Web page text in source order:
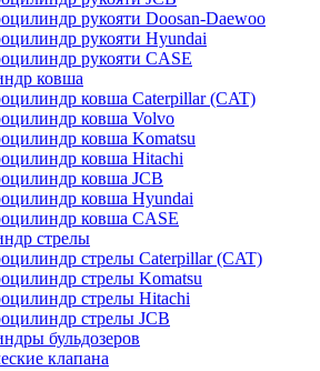
рукояти Doosan-Daewoo
рукояти Hyundai
рукояти CASE
ковша
ковша Caterpillar (CAT)
ковша Volvo
ковша Komatsu
ковша Hitachi
ковша JCB
ковша Hyundai
ковша CASE
стрелы
стрелы Caterpillar (CAT)
стрелы Komatsu
стрелы Hitachi
стрелы JCB
бульдозеров
клапана